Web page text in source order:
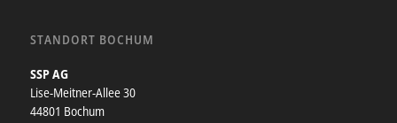
STANDORT BOCHUM
SSP AG
Lise-Meitner-Allee 30
44801 Bochum